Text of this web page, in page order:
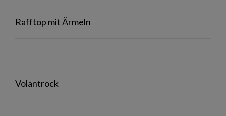
Rafftop mit Ärmeln
Volantrock